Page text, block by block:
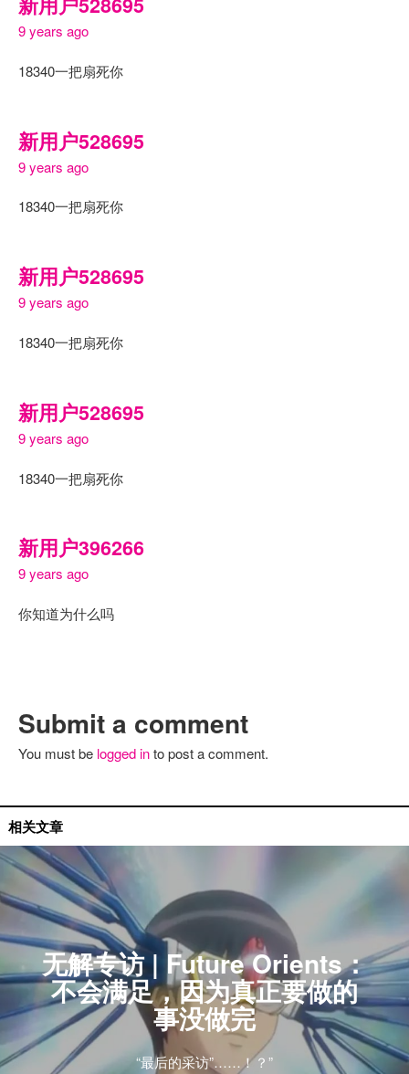
9 years ago
18340一把扇死你
新用户528695
9 years ago
18340一把扇死你
新用户528695
9 years ago
18340一把扇死你
新用户528695
9 years ago
18340一把扇死你
新用户396266
9 years ago
你知道为什么吗
Submit a comment
You must be logged into post a comment.
相关文章
无解专访 | Future Orients：
不会满足，因为真正要做的
事没做完
“最后的采访”……！？”
国内艺人